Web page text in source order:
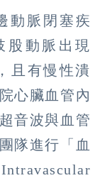
動脈閉塞疾
股動脈出現
且有慢性潰
心臟血管內
音波與血管
隊進行「血